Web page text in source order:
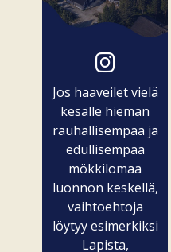
Jos haaveilet vielä
kesälle hieman
rauhallisempaa ja
edullisempaa
mökkilomaa
luonnon keskellä,
vaihtoehtoja
löytyy esimerkiksi
Lapista,